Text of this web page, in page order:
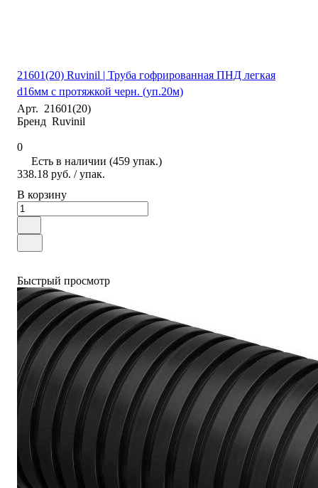
21601(20) Ruvinil | Труба гофрированная ПНД легкая
d16мм с протяжкой черн. (уп.20м)
Арт. 21601(20)
Бренд Ruvinil
0
Есть в наличии (459 упак.)
338.18 руб. / упак.
В корзину
Быстрый просмотр